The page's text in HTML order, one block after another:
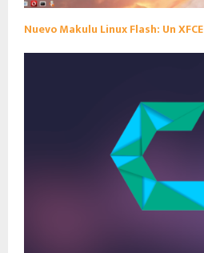
Nuevo Makulu Linux Flash: Un